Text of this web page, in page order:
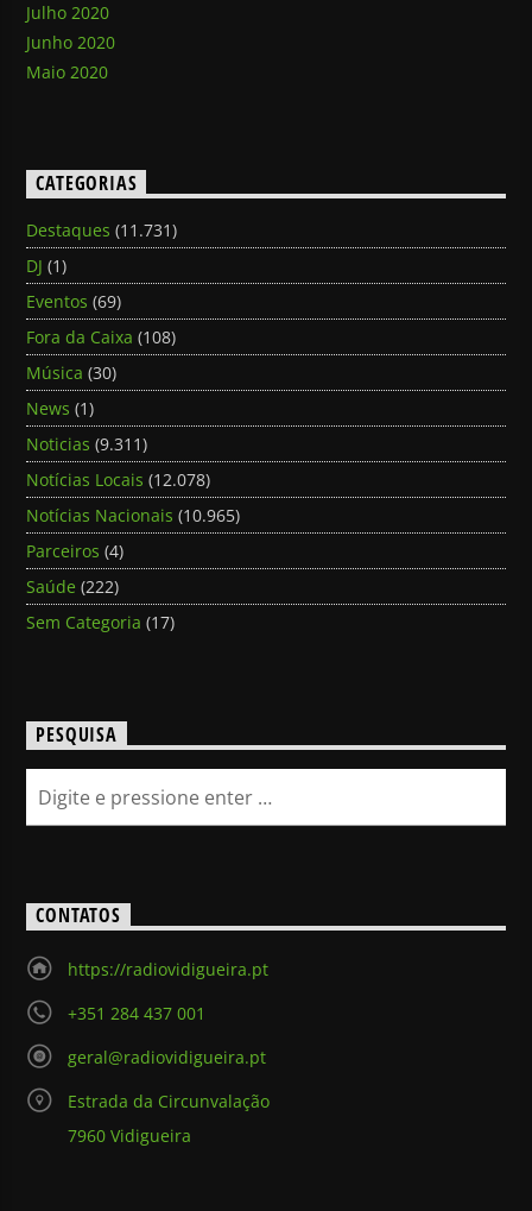
Julho 2020
Junho 2020
Maio 2020
CATEGORIAS
Destaques (11.731)
DJ (1)
Eventos (69)
Fora da Caixa (108)
Música (30)
News (1)
Noticias (9.311)
Notícias Locais (12.078)
Notícias Nacionais (10.965)
Parceiros (4)
Saúde (222)
Sem Categoria (17)
PESQUISA
CONTATOS
https://radiovidigueira.pt
+351 284 437 001
geral@radiovidigueira.pt
Estrada da Circunvalação
7960 Vidigueira